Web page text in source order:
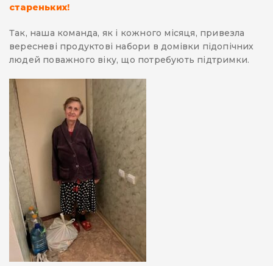
стареньких!
Так, наша команда, як і кожного місяця, привезла
вересневі продуктові набори в домівки підопічних
людей поважного віку, що потребують підтримки.